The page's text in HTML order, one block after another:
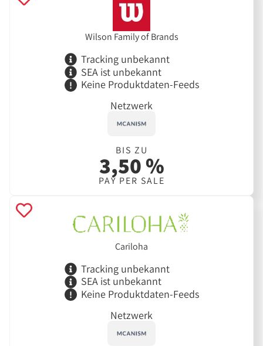
Wilson Family of Brands
Tracking unbekannt
SEA ist unbekannt
Keine Produktdaten-Feeds
Netzwerk
BIS ZU
3,50 %
PAY PER SALE
Cariloha
Tracking unbekannt
SEA ist unbekannt
Keine Produktdaten-Feeds
Netzwerk